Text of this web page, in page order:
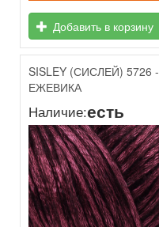
Добавить в корзину
SISLEY (СИСЛЕЙ) 5726 -
ЕЖЕВИКА
Наличие:есть